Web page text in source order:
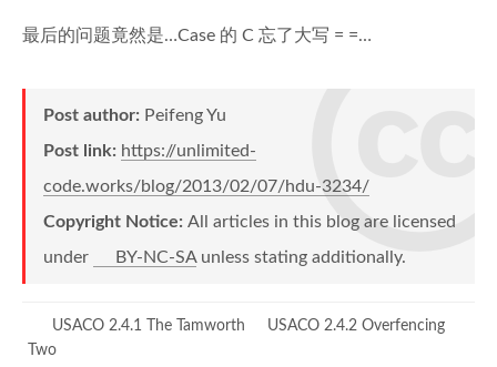
}
{
if(x != fa[
int t = fa[x];
        fa
[ x] = Find( fa[x]) ;
        w
[ x] ^= w[t] ;
}
最后的问题竟然是…Case 的 C 忘了大写 = =…
Post author: Peifeng Yu
Post link: https://unlimited-
code.works/blog/2013/02/07/hdu-3234/
Copyright Notice: All articles in this blog are licensed
under
BY-NC-SAunless stating additionally.
USACO 2.4.1 The Tamworth
Two
USACO 2.4.2 Overfencing